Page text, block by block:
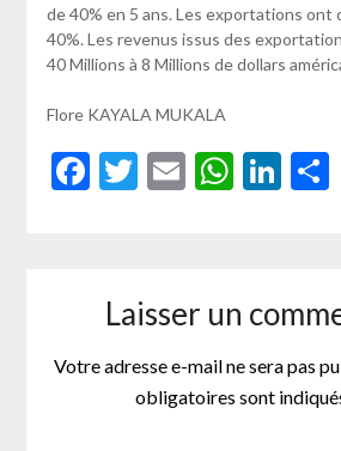
de 40% en 5 ans. Les exportations ont
40%. Les revenus issus des
40 Millions à 8 Millions de dollars
Flore KAYALA MUKALA
Facebook
Twitter
Email
Laisser un
Votre adresse e-mail ne sera pas
obligatoires sont